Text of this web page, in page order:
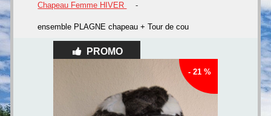
Chapeau Femme HIVER -
ensemble PLAGNE chapeau + Tour de cou
PROMO
- 21 %